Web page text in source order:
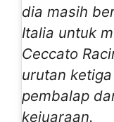
dia masih
Italia untuk
Ceccato
urutan
pembalap
kejuaraan.